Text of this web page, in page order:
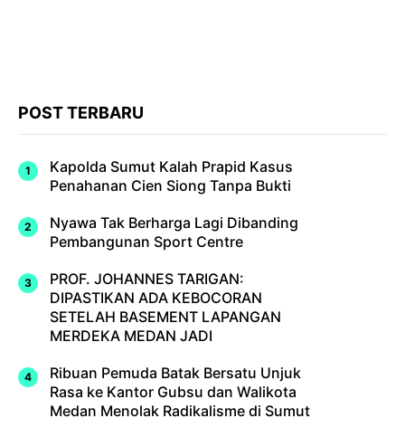
POST TERBARU
Kapolda Sumut Kalah Prapid Kasus
Penahanan Cien Siong Tanpa Bukti
Nyawa Tak Berharga Lagi Dibanding
Pembangunan Sport Centre
PROF. JOHANNES TARIGAN:
DIPASTIKAN ADA KEBOCORAN
SETELAH BASEMENT LAPANGAN
MERDEKA MEDAN JADI
Ribuan Pemuda Batak Bersatu Unjuk
Rasa ke Kantor Gubsu dan Walikota
Medan Menolak Radikalisme di Sumut